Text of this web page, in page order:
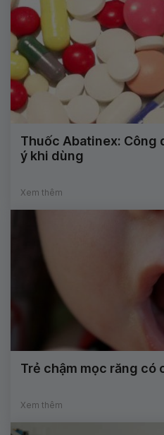
Thuốc Abatinex: Công
ý khi dùng
Xem thêm
Trẻ chậm mọc răng có
Xem thêm